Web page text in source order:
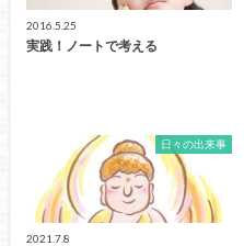
2016.5.25
実践！ノートで考える
日々の出来事
2021.7.8